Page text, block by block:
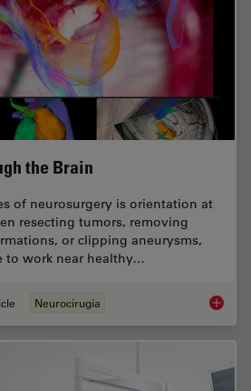
the Brain
of neurosurgery is orientation at
resecting tumors, removing
or clipping aneurysms,
to work near healthy…
Neurocirugía